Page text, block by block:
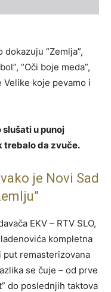
“Zemlja”,
“Oči boje meda”,
Velike koje pevamo i
slušati u punoj
trebalo da zvuče.
je Novi Sad
EKV – RTV SLO,
kompletna
put remasterizovana
se čuje – od prve
do poslednjih taktova